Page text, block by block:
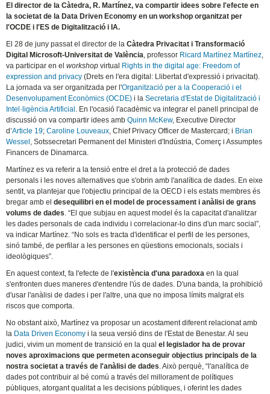
El director de la Càtedra, R. Martínez, va compartir idees sobre l'efecte en
la societat de la Data Driven Economy en un workshop organitzat per
l'OCDE i l'ES de Digitalització i IA.
El 28 de juny passat el director de laCàtedra Privacitat i Transformació
Digital Microsoft-Universitat de València, professor Ricard Martínez Martínez,
va participar en elworkshop virtual Rights in the digital age: Freedom of
expression and privacy (Drets en l'era digital: Llibertat d'expressió i privacitat).
La jornada va ser organitzada per l'Organització per a la Cooperació i el
Desenvolupament Econòmics (OCDE) i laSecretaria d'Estat de Digitalització i
Intel·ligència Artificial . En l'ocasió l'acadèmic va integrar el panell principal de
discussió on va compartir idees ambQuinn McKew, Executive Director
d’Article 19;Caroline Louveaux, Chief Privacy Officer de Mastercard; i Brian
Wessel , Sotssecretari Permanent del Ministeri d'Indústria, Comerç i Assumptes
Financers de Dinamarca.
Martínez es va referir a la tensió entre el dret a la protecció de dades
personals i les noves alternatives que s'obrin amb l'analítica de dades. En eixe
sentit, va plantejar que l'objectiu principal de la OECD i els estats membres és
bregar amb eldesequilibri en el model de processament i anàlisi de grans
volums de dades. “El que subjau en aquest model és la capacitat d'analitzar
les dades personals de cada individu i correlacionar-lo dins d'un marc social”,
va indicar Martínez. “No sols es tracta d'identificar el perfil de les persones,
sinó també, de perfilar a les persones en qüestions emocionals, socials i
ideològiques”.
En aquest context, fa l'efecte de l'existència d'una paradoxa en la qual
s'enfronten dues maneres d'entendre l'ús de dades. D'una banda, la prohibició
d'usar l'anàlisi de dades i per l'altre, una que no imposa límits malgrat els
riscos que comporta.
No obstant això, Martínez va proposar un acostament diferent relacionat amb
la Data Driven Economy i la seua versió dins de l'Estat de Benestar. Al seu
judici, vivim un moment de transició en la qualel legislador ha de provar
noves aproximacions que permeten aconseguir objectius principals de la
nostra societat a través de l'anàlisi de dades. Això perquè, “l'analítica de
dades pot contribuir al bé comú a través del millorament de polítiques
públiques, atorgant qualitat a les decisions públiques, i oferint les dades